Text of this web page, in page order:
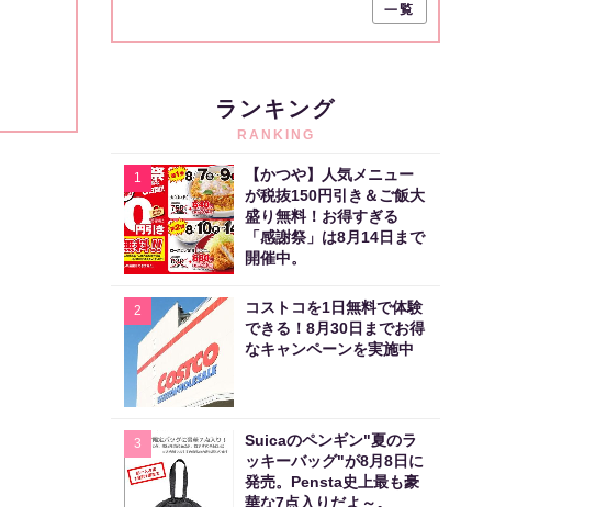
一覧
ランキング
RANKING
1
【かつや】人気メニュー
が税抜150円引き＆ご飯大
盛り無料！お得すぎる
「感謝祭」は8月14日まで
開催中。
2
コストコを1日無料で体験
できる！8月30日までお得
なキャンペーンを実施中
3
Suicaのペンギン"夏のラ
ッキーバッグ"が8月8日に
発売。Pensta史上最も豪
華な7点入りだよ～。